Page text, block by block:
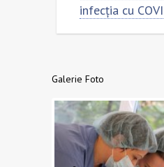
infecția cu COVID-19
Galerie Foto